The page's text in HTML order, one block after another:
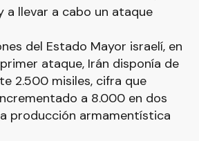
a llevar a cabo un ataque
del Estado Mayor israelí, en
ataque, Irán disponía de
2.500 misiles, cifra que
a 8.000 en dos
producción armamentística